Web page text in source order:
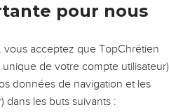
voit
pour nous
vous acceptez que TopChrétien
de votre compte utilisateur)
données de navigation et les
dans les buts suivants :